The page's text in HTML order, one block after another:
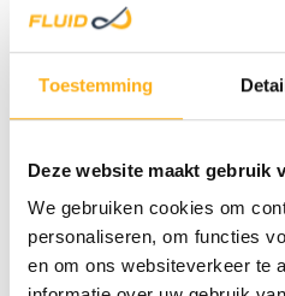
Toestemming
Deze website maakt gebruik
We gebruiken cookies om
personaliseren, om functies
en om ons websiteverkeer te
Met de Themba Foundation
gemeenschappen in Zuid-Afrika
gezondheidszorg. Daarnaast
We ondersteunen topsporters
te bewegen. Tegelijkertijd zetten
toegankelijk te maken voor
mensen die revalideren. Sport